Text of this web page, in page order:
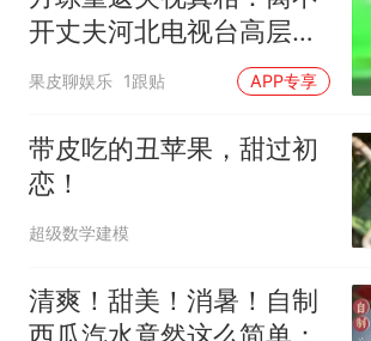
开丈夫河北电视台高层的
身份！
果皮聊娱乐 1跟贴 APP专享
带皮吃的丑苹果，甜过初
恋！
超级数学建模
清爽！甜美！消暑！自制